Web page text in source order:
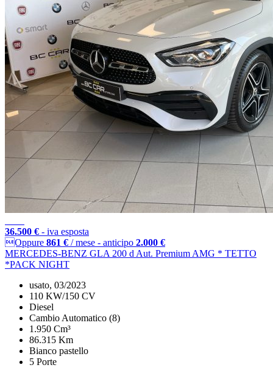
36.500 € - iva esposta
Oppure 861 € / mese - anticipo 2.000 €
MERCEDES-BENZ GLA 200 d Aut. Premium AMG * TETTO
*PACK NIGHT
usato, 03/2023
110 KW/150 CV
Diesel
Cambio Automatico (8)
1.950 Cm³
86.315 Km
Bianco pastello
5 Porte